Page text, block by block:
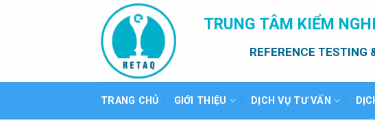
TRUNG TÂM KIỂM
REFERENCE TESTING
TRANG CHỦ GIỚI THIỆU DỊCH VỤ TƯ VẤN